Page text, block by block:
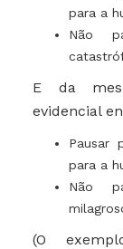
para a
Não
E da
evidencial
Pausar
para a
Não
(O